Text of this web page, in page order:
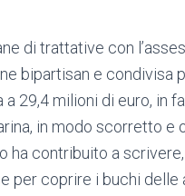
di trattative con
bipartisan e condivisa
a 29,4 milioni di euro, in
in modo scorretto
ha contribuito a
per coprire i buchi